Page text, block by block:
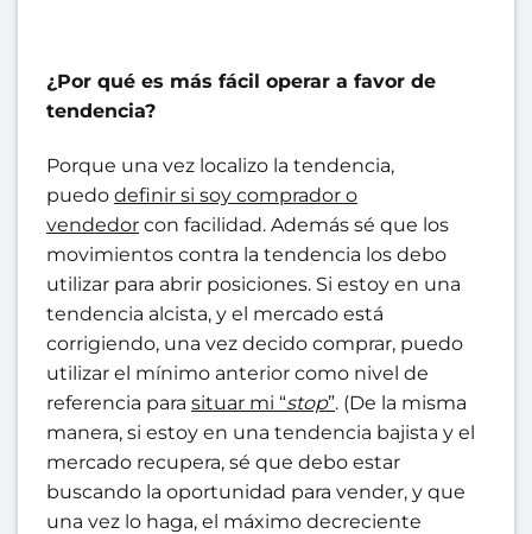
¿Por qué es más fácil operar a favor de
tendencia?
Porque una vez localizo la tendencia,
puedo definir si soy comprador o
vendedor con facilidad. Además sé que los
movimientos contra la tendencia los debo
utilizar para abrir posiciones. Si estoy en una
tendencia alcista, y el mercado está
corrigiendo, una vez decido comprar, puedo
utilizar el mínimo anterior como nivel de
referencia para situar mi “stop”. (De la misma
manera, si estoy en una tendencia bajista y el
mercado recupera, sé que debo estar
buscando la oportunidad para vender, y que
una vez lo haga, el máximo decreciente